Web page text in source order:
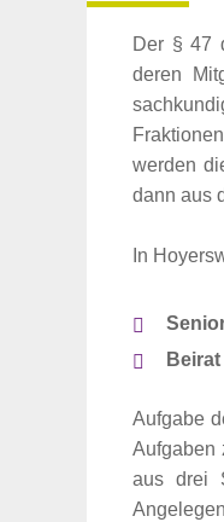
Der § 47
deren
werden
dann aus
In
Aufgabe
Aufgaben
aus drei